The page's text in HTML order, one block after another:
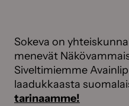
Sokeva on
menevät
Siveltimiemme
laadukkaasta
tarinaamme!